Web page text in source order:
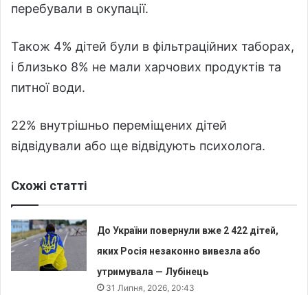
перебували в окупації.
Також 4% дітей були в фільтраційних таборах,
і близько 8% не мали харчових продуктів та
питної води.
22% внутрішньо переміщених дітей
відвідували або ще відвідують психолога.
Схожі статті
До України повернули вже 2 422 дітей,
яких Росія незаконно вивезла або
утримувала — Лубінець
31 Липня, 2026, 20:43